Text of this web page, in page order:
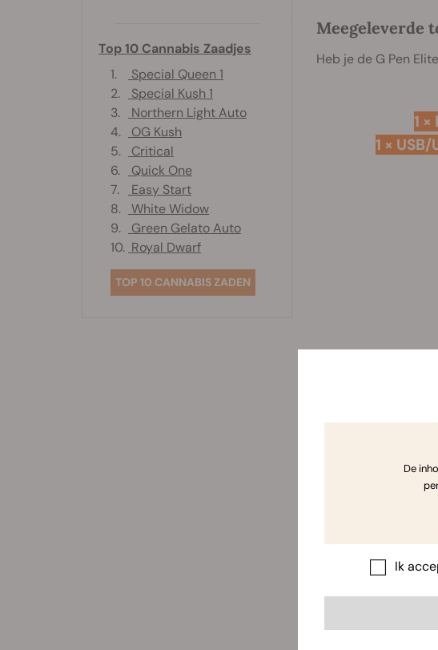
Meegeleverde
Heb je de G Pen
1
1 ×
Kwaliteit van
Top 10 Cannabis Zaadjes
1.
Special Queen 1
2.
Special Kush 1
3.
Northern Light Auto
4.
OG Kush
5.
Critical
6.
Quick One
7.
Easy Start
8.
White Widow
9.
Green Gelato Auto
10. Royal Dwarf
TOP 10 CANNABIS ZADEN
De
Ik